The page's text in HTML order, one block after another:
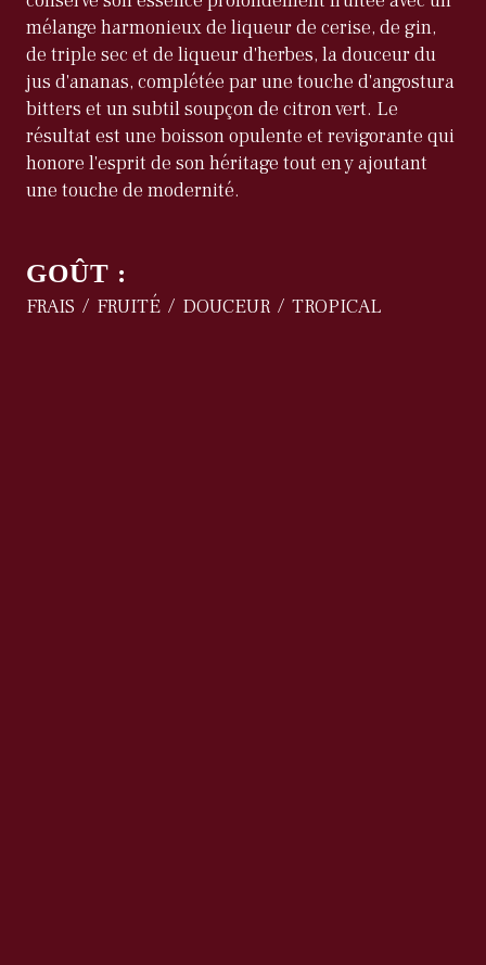
mélange harmonieux de liqueur de cerise, de gin,
de triple sec et de liqueur d'herbes, la douceur du
jus d'ananas, complétée par une touche d'angostura
bitters et un subtil soupçon de citron vert. Le
résultat est une boisson opulente et revigorante qui
honore l'esprit de son héritage tout en y ajoutant
une touche de modernité.
GOÛT :
FRAIS FRUITÉ DOUCEUR TROPICAL